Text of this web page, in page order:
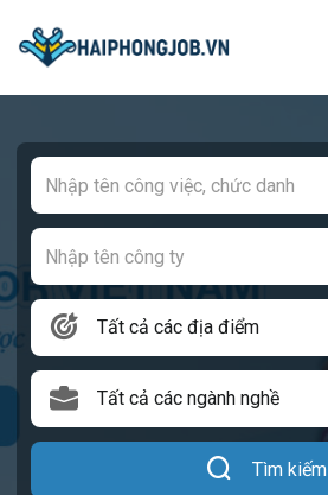
Tất cả các địa điểm
Tất cả các ngành nghề
Tìm kiếm